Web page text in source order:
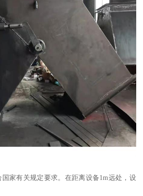
家有关规定要求。在距离设备1m远处，设